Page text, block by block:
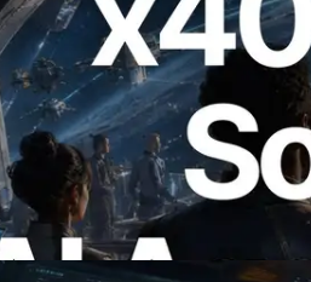
Solana RPC 공개 — AI
API에 온디맨드로 결